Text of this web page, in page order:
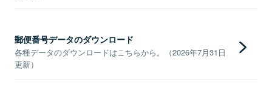
郵便番号データのダウンロード
各種データのダウンロードはこちらから。（2026年7月31日
更新）